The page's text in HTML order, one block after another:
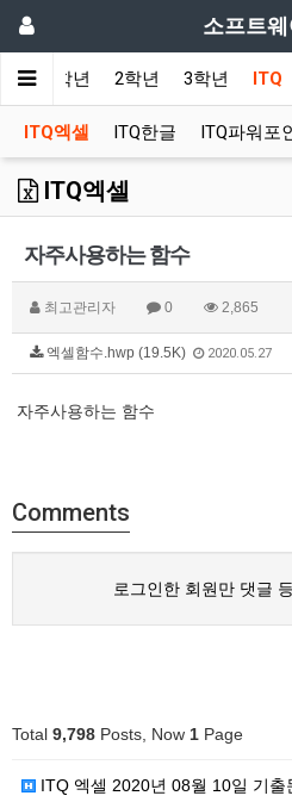
소프트
항 1학년 2학년 3학년 ITQ
ITQ엑셀 ITQ한글 ITQ파워포
ITQ엑셀
자주사용하는 함수
최고관리자 0 2,865
엑셀함수.hwp (19.5K) 2020.05.27
자주사용하는 함수
Comments
로그인한 회원만 댓글
Total 9,798 Posts, Now 1 Page
ITQ 엑셀 2020년 08월 10일 기출